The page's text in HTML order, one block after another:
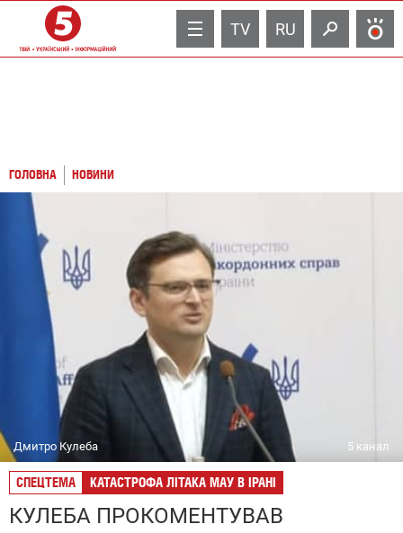
TV RU
ГОЛОВНА НОВИНИ
Дмитро Кулеба 5 канал
СПЕЦТЕМА КАТАСТРОФА ЛІТАКА МАУ В ІРАНІ
КУЛЕБА ПРОКОМЕНТУВАВ